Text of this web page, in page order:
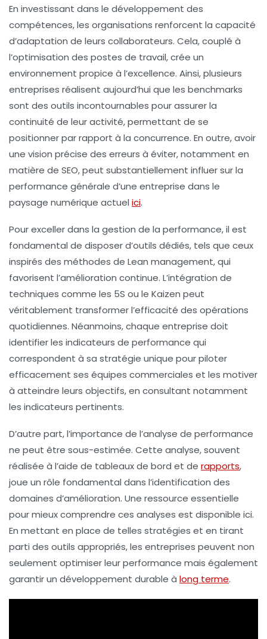
En investissant dans le développement des
compétences, les organisations renforcent la capacité
d’adaptation de leurs collaborateurs. Cela, couplé à
l’optimisation des postes de travail, crée un
environnement propice à l’excellence. Ainsi, plusieurs
entreprises réalisent aujourd’hui que les benchmarks
sont des outils incontournables pour assurer la
continuité de leur activité, permettant de se
positionner par rapport à la concurrence. En outre, avoir
une vision précise des erreurs à éviter, notamment en
matière de SEO, peut substantiellement influer sur la
performance générale d’une entreprise dans le
paysage numérique actuel ici.
Pour exceller dans la gestion de la performance, il est
fondamental de disposer d’outils dédiés, tels que ceux
inspirés des méthodes de Lean management, qui
favorisent l’amélioration continue. L’intégration de
techniques comme les 5S ou le Kaizen peut
véritablement transformer l’efficacité des opérations
quotidiennes. Néanmoins, chaque entreprise doit
identifier les indicateurs de performance qui
correspondent à sa stratégie unique pour piloter
efficacement ses équipes commerciales et les motiver
à atteindre leurs objectifs, en consultant notamment
les indicateurs pertinents.
D’autre part, l’importance de l’analyse de performance
ne peut être sous-estimée. Cette analyse, souvent
réalisée à l’aide de tableaux de bord et de rapports,
joue un rôle fondamental dans l’identification des
domaines d’amélioration. Une ressource essentielle
pour mieux comprendre ces analyses est disponible ici.
En mettant en place de telles stratégies et en tirant
parti des outils appropriés, les entreprises peuvent non
seulement optimiser leur performance mais également
garantir un développement durable à long terme.